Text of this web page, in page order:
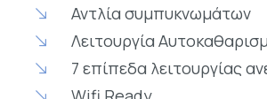
Αντλία συμπυκνωμάτων
Λειτουργία
7 επίπεδα λειτουργίας